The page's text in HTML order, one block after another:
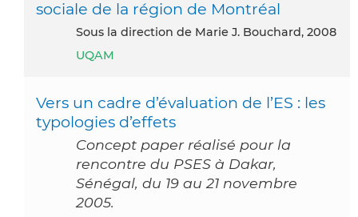
sociale de la région de Montréal
Sous la direction de Marie J. Bouchard, 2008
UQAM
Vers un cadre d’évaluation de l’ES : les
typologies d’effets
Concept paper réalisé pour la
rencontre du PSES à Dakar,
Sénégal, du 19 au 21 novembre
2005.